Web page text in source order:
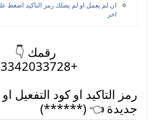
ان لم يعمل او لم يصلك رمز التاكيد اضغط
اخر
رقمك 👇
+13342033728
رمز التاكيد او كود التفعيل
جديدة 👈 (******)